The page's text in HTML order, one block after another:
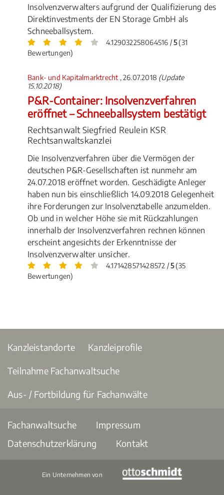
Insolvenzverwalters aufgrund der Qualifizierung des
Direktinvestments der EN Storage GmbH als
Schneeballsystem.
4.129032258064516 /5(31
Bewertungen)
Bank- und Kapitalmarktrecht , 26.07.2018 (Update
15.10.2018)
P&R-Container: Insolvenzverfahren
eröffnet – Schneeballsystem bestätigt
Rechtsanwalt Siegfried Reulein KSR
Rechtsanwaltskanzlei
Die Insolvenzverfahren über die Vermögen der
deutschen P&R-Gesellschaften ist nunmehr am
24.07.2018 eröffnet worden. Geschädigte Anleger
haben nun bis einschließlich 14.09.2018 Gelegenheit
ihre Forderungen zur Insolvenztabelle anzumelden.
Ob und in welcher Höhe sie mit Rückzahlungen
innerhalb der Insolvenzverfahren rechnen können
erscheint angesichts der Erkenntnisse der
Insolvenzverwalter unsicher.
4.171428571428572 /5(35
Bewertungen)
Kanzleistandorte Kanzleiprofile
Teilnahme Fachanwaltsuche
Aus- / Fortbildung für Fachanwälte
Fachanwaltsuche
Impressum
Datenschutzerklärung
Kontakt
Ein Unternehmen von